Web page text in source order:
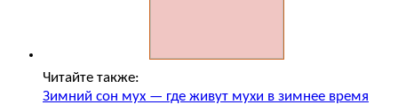
Читайте также:
Зимний сон мух — где живут мухи в зимнее время